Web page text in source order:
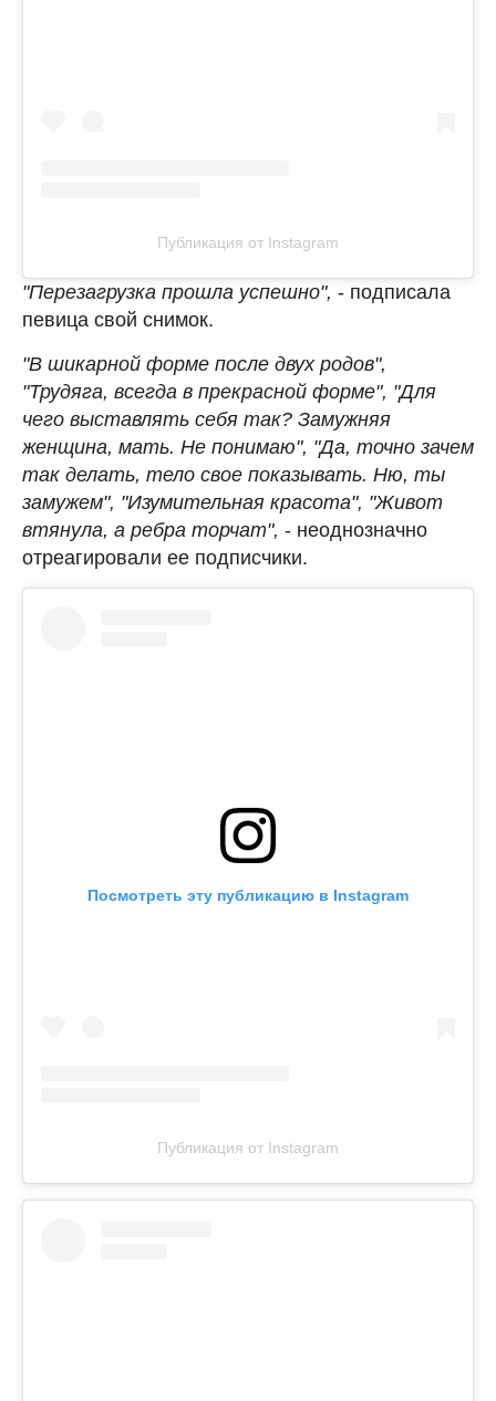
Публикация от Instagram
"Перезагрузка прошла успешно", - подписала
певица свой снимок.
"В шикарной форме после двух родов",
"Трудяга, всегда в прекрасной форме", "Для
чего выставлять себя так? Замужняя
женщина, мать. Не понимаю", "Да, точно зачем
так делать, тело свое показывать. Ню, ты
замужем", "Изумительная красота", "Живот
втянула, а ребра торчат", - неоднозначно
отреагировали ее подписчики.
Посмотреть эту публикацию в Instagram
Публикация от Instagram